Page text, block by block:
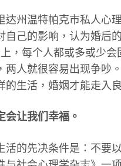
州温特帕克市私人心
自己的影响，认为婚后
，每个人都或多或少
两人就很容易出现争吵
的生活，婚姻才能走入
让我们幸福。
的先决条件是：不要